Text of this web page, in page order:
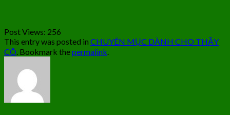
Post Views: 256
This entry was posted in CHUYÊN MỤC DÀNH CHO THẦY
CÔ. Bookmark thepermalink.